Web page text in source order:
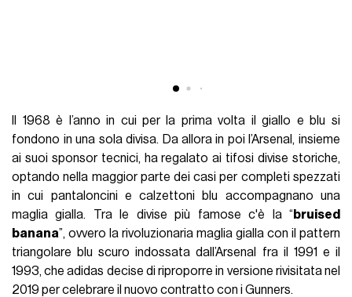
Il 1968 è l’anno in cui per la prima volta il giallo e blu si
fondono in una sola divisa. Da allora in poi l’Arsenal, insieme
ai suoi sponsor tecnici, ha regalato ai tifosi divise storiche,
optando nella maggior parte dei casi per completi spezzati
in cui pantaloncini e calzettoni blu accompagnano una
maglia gialla. Tra le divise più famose c'è la “ bruised
banana”, ovvero la rivoluzionaria maglia gialla con il pattern
triangolare blu scuro indossata dall’Arsenal fra il 1991 e il
1993, che adidas decise di riproporre in versione rivisitata nel
2019 per celebrare il nuovo contratto con i Gunners.